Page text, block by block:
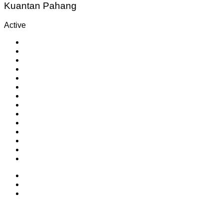
Kuantan Pahang
Active